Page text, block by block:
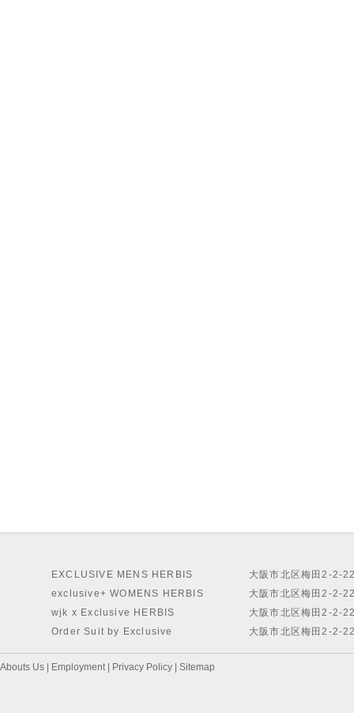
EXCLUSIVE MENS HERBIS
exclusive+ WOMENS HERBIS
wjk x Exclusive HERBIS
Order Suit by Exclusive
大阪市北区梅田2-2-
大阪市北区梅田2-2-
大阪市北区梅田2-2-
大阪市北区梅田2-2-
Abouts Us Employment| Privacy Policy Sitemap